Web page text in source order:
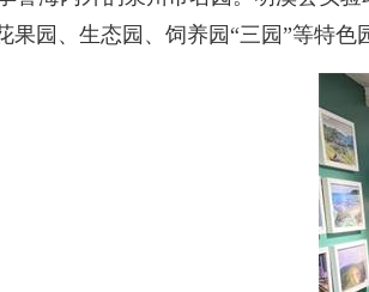
果园、生态园、饲养园“三园”等特色